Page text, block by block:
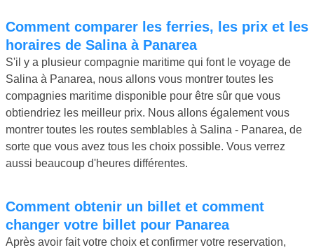
Comment comparer les ferries, les prix et les
horaires de Salina à Panarea
S'il y a plusieur compagnie maritime qui font le voyage de
Salina à Panarea, nous allons vous montrer toutes les
compagnies maritime disponible pour être sûr que vous
obtiendriez les meilleur prix. Nous allons également vous
montrer toutes les routes semblables à Salina - Panarea, de
sorte que vous avez tous les choix possible. Vous verrez
aussi beaucoup d'heures différentes.
Comment obtenir un billet et comment
changer votre billet pour Panarea
Après avoir fait votre choix et confirmer votre reservation,